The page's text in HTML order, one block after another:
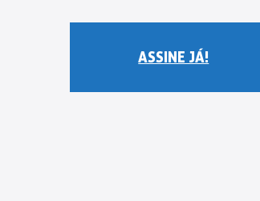
ASSINE JÁ!